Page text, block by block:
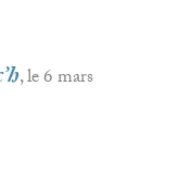
, le 6 mars